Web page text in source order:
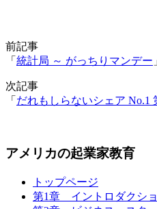
前記事
「 統計局 ～ がっちりマンデー
次記事
「 だれもしらないシェア No.1
アメリカの起業家教育
トップページ
第1章 イントロダクシ